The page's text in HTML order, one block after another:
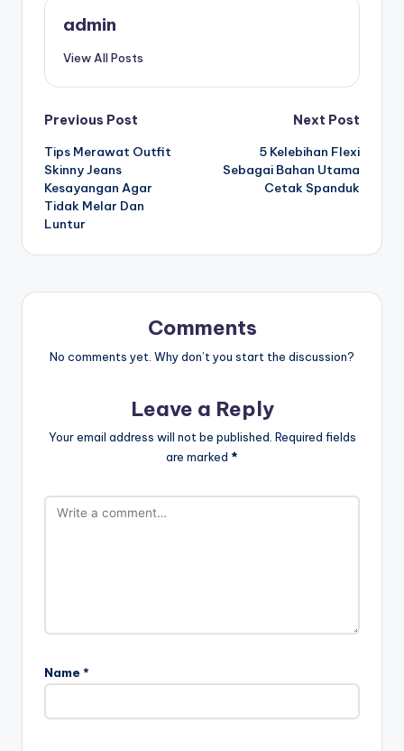
admin
View All Posts
Post
navigation
Previous Post
Tips Merawat Outfit
Skinny Jeans
Kesayangan Agar
Tidak Melar Dan
Luntur
Next Post
5 Kelebihan Flexi
Sebagai Bahan Utama
Cetak Spanduk
Comments
No comments yet. Why don’t you start the discussion?
Leave a Reply
Your email address will not be published. Required fields
are marked *
Name *